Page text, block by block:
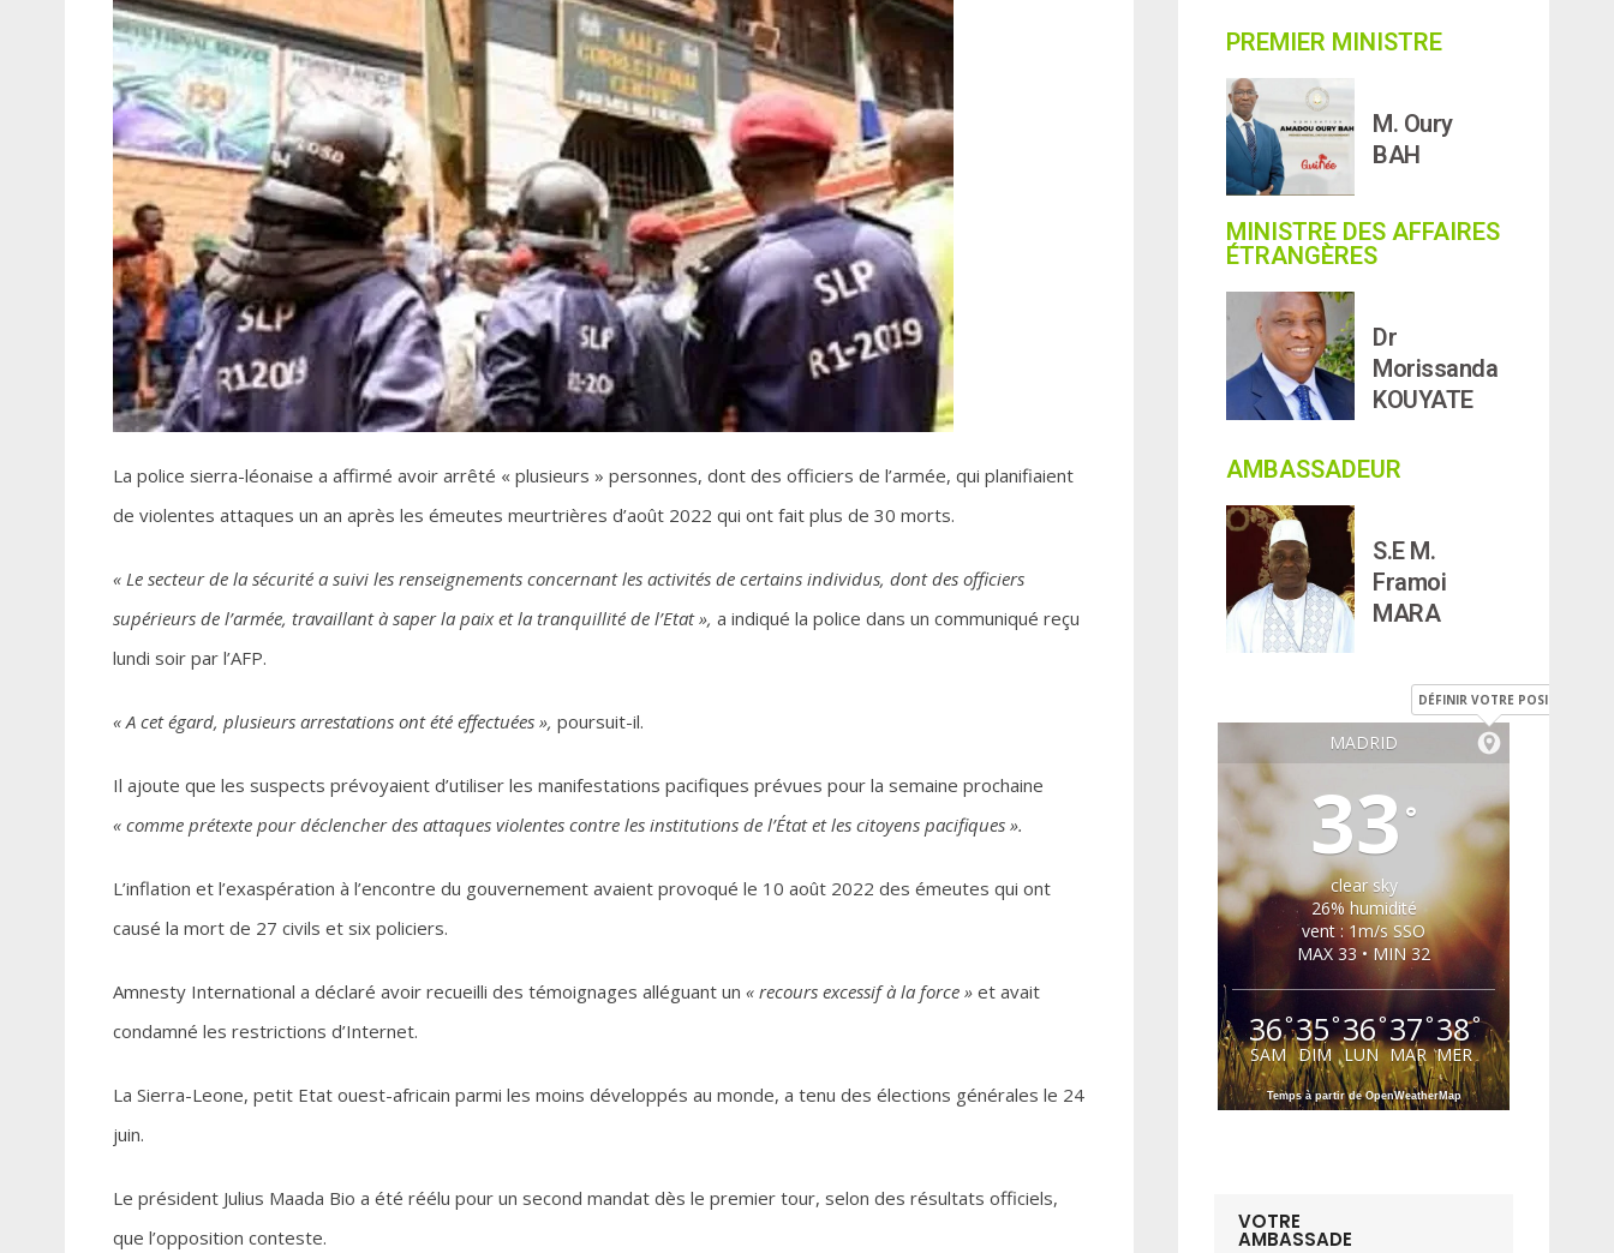
La police sierra-léonaise a affirmé avoir arrêté « plusieurs » personnes, dont des officiers de l’armée, qui planifiaient
de violentes attaques un an après les émeutes meurtrières d’août 2022 qui ont fait plus de 30 morts.
« Le secteur de la sécurité a suivi les renseignements concernant les activités de certains individus, dont des officiers
supérieurs de l’armée, travaillant à saper la paix et la tranquillité de l’Etat », a indiqué la police dans un communiqué reçu
lundi soir par l’AFP.
« A cet égard, plusieurs arrestations ont été effectuées », poursuit-il.
Il ajoute que les suspects prévoyaient d’utiliser les manifestations pacifiques prévues pour la semaine prochaine
« comme prétexte pour déclencher des attaques violentes contre les institutions de l’État et les citoyens pacifiques ».
L’inflation et l’exaspération à l’encontre du gouvernement avaient provoqué le 10 août 2022 des émeutes qui ont
causé la mort de 27 civils et six policiers.
Amnesty International a déclaré avoir recueilli des témoignages alléguant un « recours excessif à la force »et avait
condamné les restrictions d’Internet.
La Sierra-Leone, petit Etat ouest-africain parmi les moins développés au monde, a tenu des élections générales le 24
juin.
Le président Julius Maada Bio a été réélu pour un second mandat dès le premier tour, selon des résultats officiels,
que l’opposition conteste.
PREMIER MINISTRE
M. Oury
BAH
MINISTRE DES AFFAIRES
ÉTRANGÈRES
Dr
Morissanda
KOUYATE
AMBASSADEUR
S.E M.
Framoi
MARA
MADRID
DÉFINIR VOTRE POSITION
33 °
clear sky
26% humidité
vent : 1m/s SSO
MAX 33 • MIN 32
36°
SAM
35°
DIM
36°
LUN
37°
MAR
38°
MER
Temps à partir de OpenWeatherMap
VOTRE
AMBASSADE